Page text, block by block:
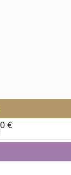
0 €